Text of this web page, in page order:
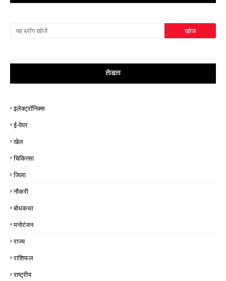
लेबल
इलेक्ट्रॉनिक्स
ई-पेपर
खेल
चिकित्सा
जिला
नौकरी
बोधकथा
मनोरंजन
राज्य
राशिफल
राष्ट्रीय